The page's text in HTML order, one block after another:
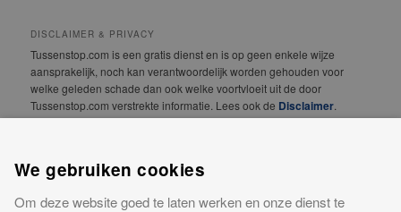
DISCLAIMER & PRIVACY
Tussenstop.com is een gratis dienst en is op geen enkele wijze
aansprakelijk, noch kan verantwoordelijk worden gehouden voor
welke geleden schade dan ook welke voortvloeit uit de door
Tussenstop.com verstrekte informatie. Lees ook de Disclaimer
CONTACT
We gebruiken cookies
Om deze website goed te laten werken en onze dienst te